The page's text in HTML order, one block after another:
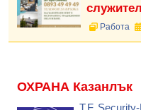
Работа
ОХРАНА Казанлък
T.F.